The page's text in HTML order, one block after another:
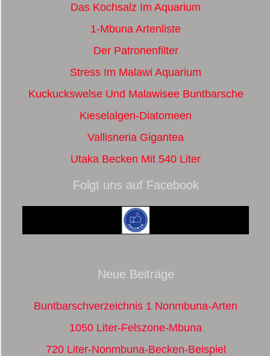
Das Kochsalz Im Aquarium
1-Mbuna Artenliste
Der Patronenfilter
Stress Im Malawi Aquarium
Kuckuckswelse Und Malawisee Buntbarsche
Kieselalgen-Diatomeen
Vallisneria Gigantea
Utaka Becken Mit 540 Liter
Folgt uns auf Facebook
Neue Beiträge
Buntbarschverzeichnis 1 Nonmbuna-Arten
1050 Liter-Felszone-Mbuna
720 Liter-Nonmbuna-Becken-Beispiel